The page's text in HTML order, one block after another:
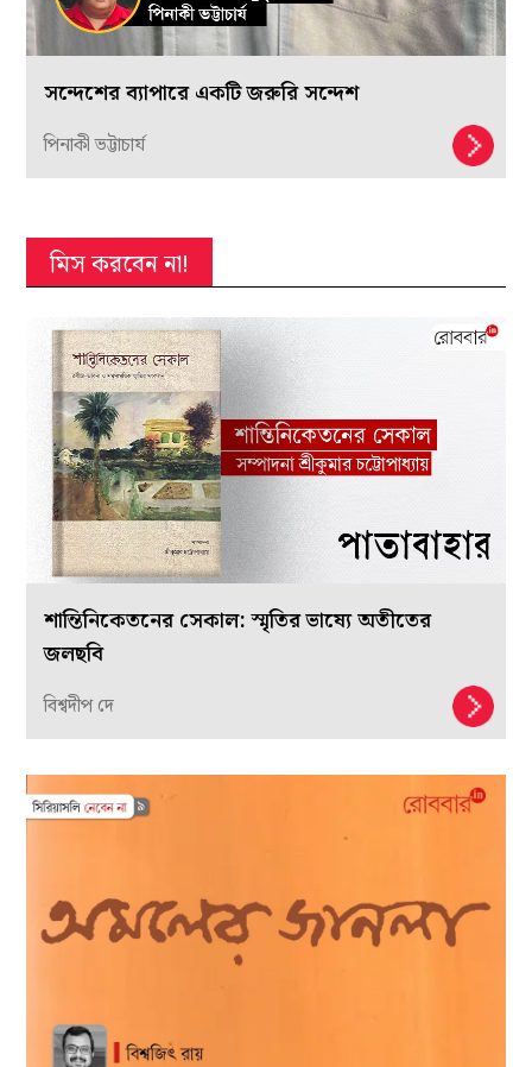
সন্দেশের ব্যাপারে একটি জরুরি সন্দেশ
পিনাকী ভট্টাচার্য
মিস করবেন না!
শান্তিনিকেতনের সেকাল: স্মৃতির ভাষ্যে অতীতের
জলছবি
বিশ্বদীপ দে